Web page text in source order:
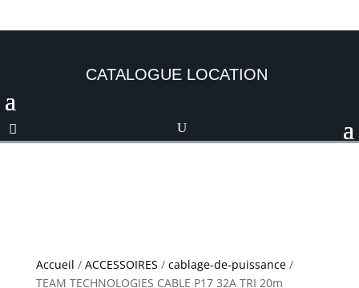
CATALOGUE LOCATION
Accueil / ACCESSOIRES / cablage-de-puissance/
TEAM TECHNOLOGIES CABLE P17 32A TRI 20m